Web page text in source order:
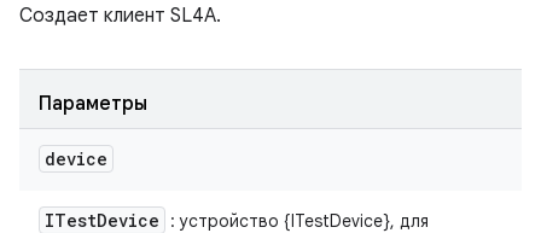
Создает клиент SL4A.
Параметры
device
ITestDevice
: устройство {ITestDevice}, для